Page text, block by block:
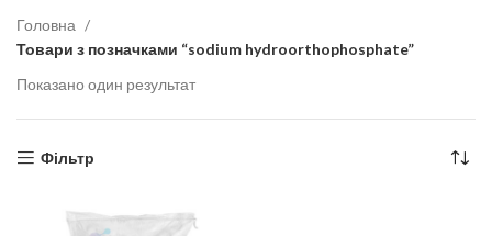
Головна
Товари з позначками “sodium hydroorthophosphate”
Показано один результат
Фільтр